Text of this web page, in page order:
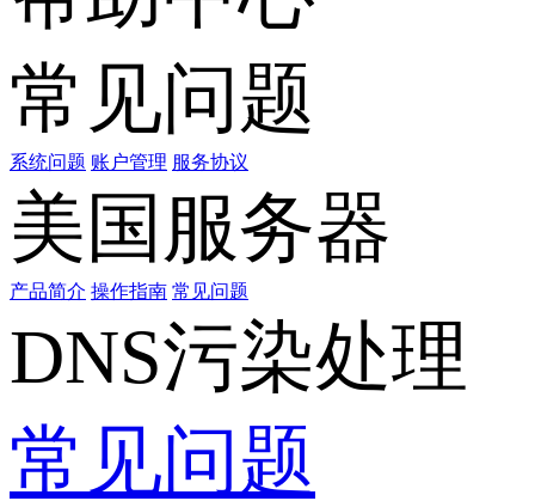
常见问题
系统问题 账户管理 服务协议
美国服务器
产品简介 操作指南 常见问题
DNS污染处理
常见问题